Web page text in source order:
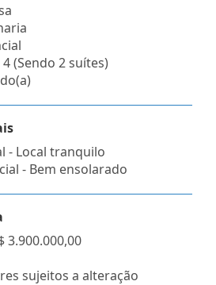
(Sendo 2 suítes)
- Local tranquilo
- Bem ensolarado
3.900.000,00
sujeitos a alteração